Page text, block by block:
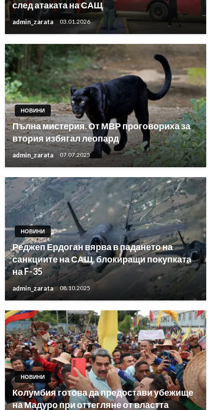
след атаката на САЩ
admin_zarata 03.01.2026
НОВИНИ
Пълна мистерия. От МВР проговориха за
втория избягал леопард
admin_zarata 07.07.2025
НОВИНИ
Реджеп Ердоган вярва в падането на
санкциите на САЩ, блокиращи покупката
на F-35
admin_zarata 08.10.2025
НОВИНИ
Колумбия готова да предостави убежище
на Мадуро при оттегляне от властта